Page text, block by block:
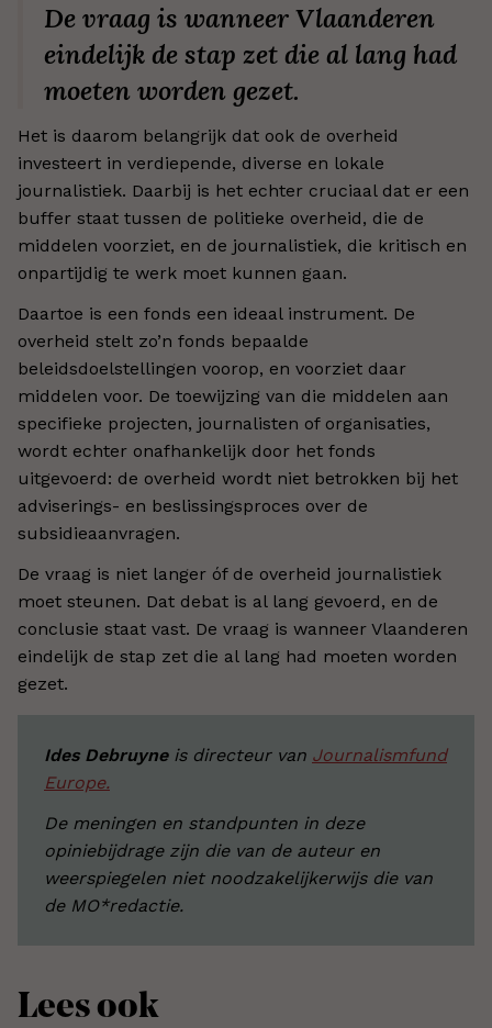
De vraag is wanneer Vlaanderen
eindelijk de stap zet die al lang had
moeten worden gezet.
Het is daarom belangrijk dat ook de overheid
investeert in verdiepende, diverse en lokale
journalistiek. Daarbij is het echter cruciaal dat er een
buffer staat tussen de politieke overheid, die de
middelen voorziet, en de journalistiek, die kritisch en
onpartijdig te werk moet kunnen gaan.
Daartoe is een fonds een ideaal instrument. De
overheid stelt zo’n fonds bepaalde
beleidsdoelstellingen voorop, en voorziet daar
middelen voor. De toewijzing van die middelen aan
specifieke projecten, journalisten of organisaties,
wordt echter onafhankelijk door het fonds
uitgevoerd: de overheid wordt niet betrokken bij het
adviserings- en beslissingsproces over de
subsidieaanvragen.
De vraag is niet langer óf de overheid journalistiek
moet steunen. Dat debat is al lang gevoerd, en de
conclusie staat vast. De vraag is wanneer Vlaanderen
eindelijk de stap zet die al lang had moeten worden
gezet.
Ides Debruyneis directeur van Journalismfund
Europe.
De meningen en standpunten in deze
opiniebijdrage zijn die van de auteur en
weerspiegelen niet noodzakelijkerwijs die van
de MO*redactie.
Lees ook